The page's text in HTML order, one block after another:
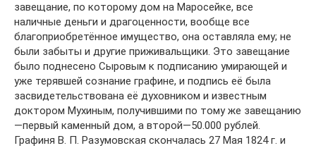
завещание, по которому дом на Маросейке, все
наличные деньги и драгоценности, вообще все
благоприобретённое имущество, она оставляла ему; не
были забыты и другие приживальщики. Это завещание
было поднесено Сыровым к подписанию умирающей и
уже терявшей сознание графине, и подпись её была
засвидетельствована её духовником и известным
доктором Мухиным, получившими по тому же завещанию
—первый каменный дом, а второй—50.000 рублей.
Графиня В. П. Разумовская скончалась 27 Мая 1824 г. и